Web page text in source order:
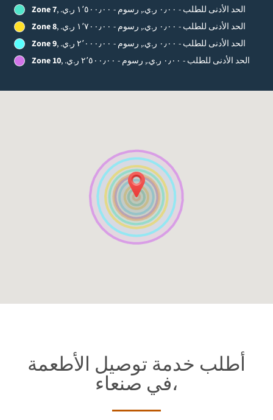
Zone 7
, الحد الأدنى للطلب - ‏٠٫٠٠ ر.ي.‏, رسوم - ‏١٬٥٠٠٫٠٠ ر.ي.‏
Zone 8
, الحد الأدنى للطلب - ‏٠٫٠٠ ر.ي.‏, رسوم - ‏١٬٧٠٠٫٠٠ ر.ي.‏
Zone 9
, الحد الأدنى للطلب - ‏٠٫٠٠ ر.ي.‏, رسوم - ‏٢٬٠٠٠٫٠٠ ر.ي.‏
Zone 10
, الحد الأدنى للطلب - ‏٠٫٠٠ ر.ي.‏, رسوم - ‏٢٬٥٠٠٫٠٠ ر.ي.‏
أطلب خدمة توصيل الأطعمة
في صنعاء‎،